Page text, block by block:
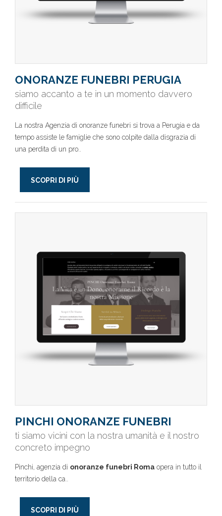
ONORANZE FUNEBRI PERUGIA
siamo accanto a te in un momento davvero
difficile
La nostra Agenzia di onoranze funebri si trova a Perugia e da
tempo assiste le famiglie che sono colpite dalla disgrazia di
una perdita di un pro..
SCOPRI DI PIÙ
PINCHI ONORANZE FUNEBRI
ti siamo vicini con la nostra umanità e il nostro
concreto impegno
Pinchi, agenzia di onoranze funebri Roma opera in tutto il
territorio della ca..
SCOPRI DI PIÙ